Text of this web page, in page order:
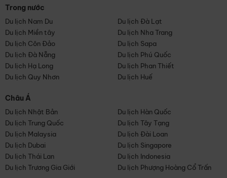
Trong nước
Du lịch Nam Du
Du lịch Đà Lạt
Du lịch Miền tây
Du lịch Nha Trang
Du lịch Côn Đảo
Du lịch Sapa
Du lịch Đà Nẵng
Du lịch Phú Quốc
Du lịch Hạ Long
Du lịch Phan Thiết
Du lịch Quy Nhơn
Du lịch Huế
Châu Á
Du lịch Nhật Bản
Du lịch Hàn Quốc
Du lịch Trung Quốc
Du lịch Tây Tạng
Du lịch Malaysia
Du lịch Đài Loan
Du lịch Dubai
Du lịch Singapore
Du lịch Thái Lan
Du lịch Indonesia
Du lịch Trương Gia Giới
Du lịch Phượng Hoàng Cổ Trấn